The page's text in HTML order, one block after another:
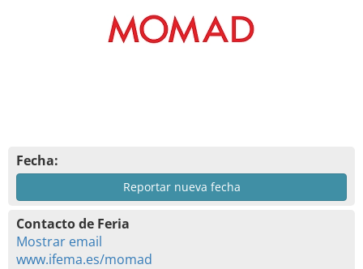
Fecha:
Reportar nueva fecha
Contacto de Feria
Mostrar email
www.ifema.es/momad